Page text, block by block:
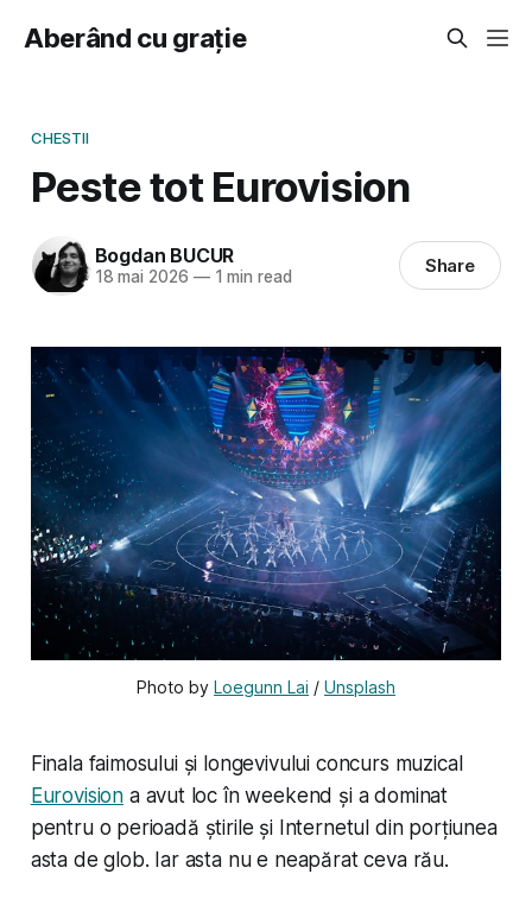
Aberând cu grație
CHESTII
Peste tot Eurovision
Bogdan BUCUR
18 mai 2026 —1 min read Share
Photo by Loegunn Lai / Unsplash
Finala faimosului și longevivului concurs muzical
Eurovision a avut loc în weekend și a dominat
pentru o perioadă știrile și Internetul din porțiunea
asta de glob. Iar asta nu e neapărat ceva rău.